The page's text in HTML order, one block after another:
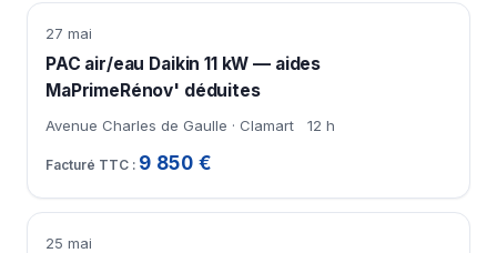
27 mai
PAC air/eau Daikin 11 kW — aides
MaPrimeRénov' déduites
Avenue Charles de Gaulle · Clamart 12 h
9 850 €
25 mai